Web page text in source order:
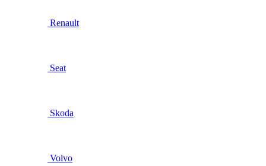
Renault
Seat
Skoda
Volvo